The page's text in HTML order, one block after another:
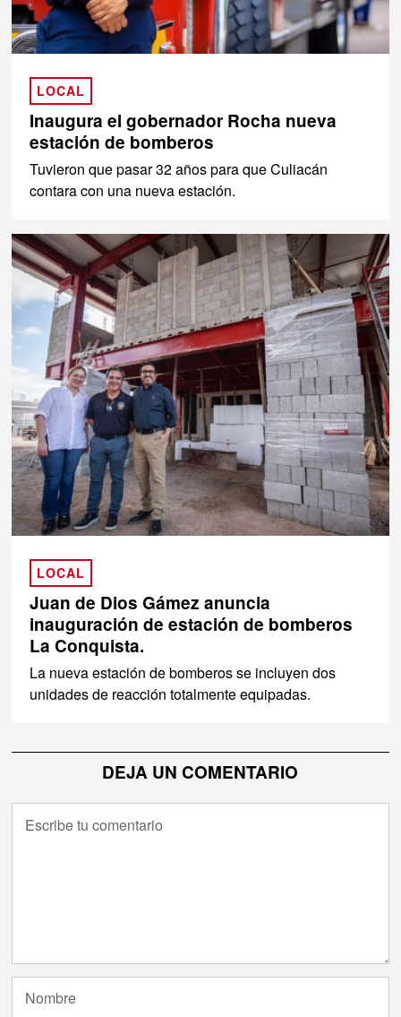
LOCAL
Inaugura el gobernador Rocha nueva
estación de bomberos
Tuvieron que pasar 32 años para que Culiacán
contara con una nueva estación.
LOCAL
Juan de Dios Gámez anuncia
inauguración de estación de bomberos
La Conquista.
La nueva estación de bomberos se incluyen dos
unidades de reacción totalmente equipadas.
DEJA UN COMENTARIO